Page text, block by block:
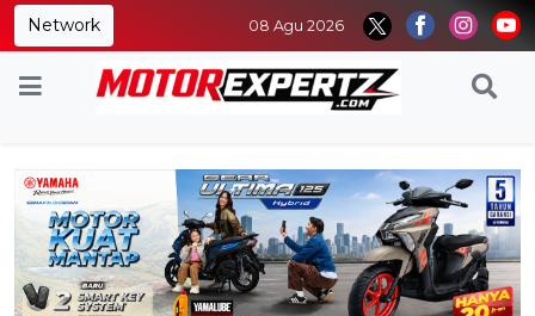
Network 08 Agu 2026